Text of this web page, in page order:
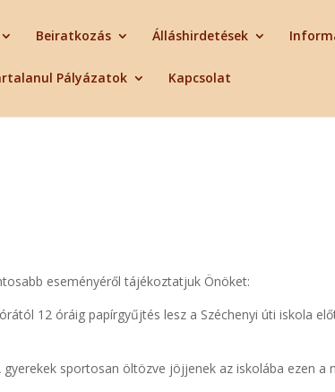
Beiratkozás Álláshirdetések
Pályázatok Kapcsolat
eseményéről tájékoztatjuk Önöket:
12 óráig papírgyűjtés lesz a Széchenyi úti iskola
sportosan öltözve jöjjenek az iskolába ezen a